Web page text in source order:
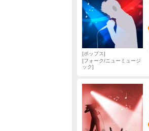
ポップス
フォーク/ニューミュージ
ック